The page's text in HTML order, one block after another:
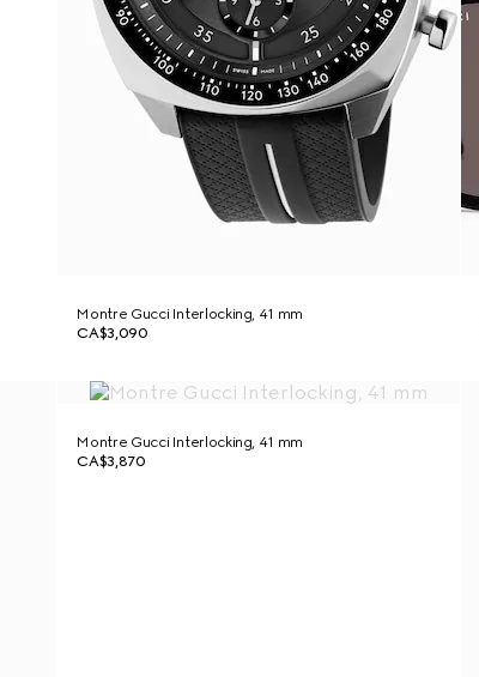
Montre Gucci Interlocking, 41 mm
CA$3,090
Montre Gucci Interlocking, 41 mm
CA$3,870